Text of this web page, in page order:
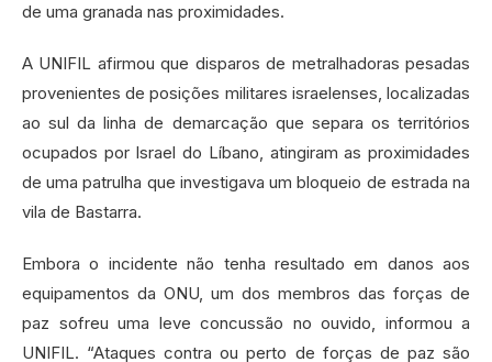
de uma granada nas proximidades.
A UNIFIL afirmou que disparos de metralhadoras pesadas
provenientes de posições militares israelenses, localizadas
ao sul da linha de demarcação que separa os territórios
ocupados por Israel do Líbano, atingiram as proximidades
de uma patrulha que investigava um bloqueio de estrada na
vila de Bastarra.
Embora o incidente não tenha resultado em danos aos
equipamentos da ONU, um dos membros das forças de
paz sofreu uma leve concussão no ouvido, informou a
UNIFIL. “Ataques contra ou perto de forças de paz são